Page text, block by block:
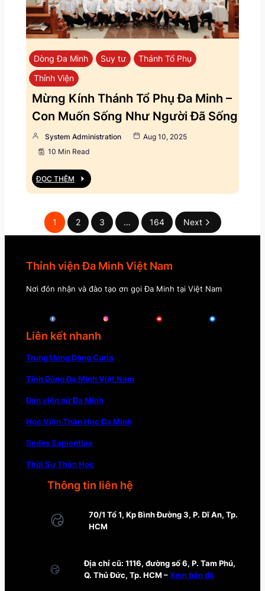
Dòng Đa Minh Suy tư
Thánh Tổ Phụ
Thỉnh Viện
Mừng Kính Thánh Tổ Phụ Đa Minh –
Con Muốn Sống Như Người Đã Sống
System Administration
Aug 10, 2025
10 Min Read
ĐỌC THÊM
1 2 3 … 164 Next
Thỉnh viện Đa Minh Việt Nam
Nơi đón nhận và đào tạo ơn gọi Đa Minh tại Việt Nam
Liên kết nhanh
Trung Ương Dòng Curia
Tỉnh Dòng Đa Minh Việt Nam
Đan viện nữ Đa Minh
Học Viện Thần Học Đa Minh
Sedes Sapientiae
Thời Sự Thần Học
Thông tin liên hệ
70/1 Tổ 1, Kp Bình Đường 3, P. Dĩ An, Tp.
HCM
Địa chỉ cũ: 1116, đường số 6, P. Tam Phú,
Q. Thủ Đức, Tp. HCM –Xem bản đồ